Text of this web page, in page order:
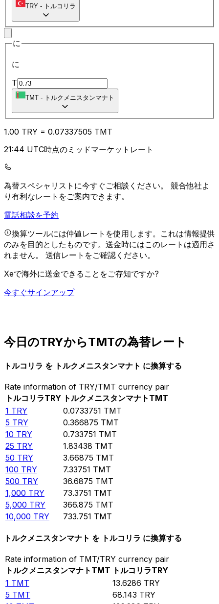
TRY - トルコリラ
に
に
T
TMT - トルクメニスタンマナト
1.00 TRY = 0.07337505 TMT
21:44 UTC時点のミッドマーケットレート
為替スペシャリストに今すぐご相談ください。 競合他社よ
り有利なレートをご案内できます。
電話相談を予約
換算ツールには仲値レートを使用します。これは情報提供
のみを目的としたものです。送金時にはこのレートは適用さ
れません。 送信レートをご確認ください。
Xeで海外に送金できることをご存知ですか?
今すぐサインアップ
今日のTRYからTMTの為替レート
トルコリラ を トルクメニスタンマナト に換算する
Rate information of TRY/TMT currency pair
トルコリラTRY トルクメニスタンマナト TMT
1 TRY 0.0733751 TMT
5 TRY 0.366875 TMT
10 TRY 0.733751 TMT
25 TRY 1.83438 TMT
50 TRY 3.66875 TMT
100 TRY 7.33751 TMT
500 TRY 36.6875 TMT
1,000 TRY 73.3751 TMT
5,000 TRY 366.875 TMT
10,000 TRY 733.751 TMT
トルクメニスタンマナト を トルコリラ に換算する
Rate information of TMT/TRY currency pair
トルクメニスタンマナト TMT トルコリラTRY
1 TMT 13.6286 TRY
5 TMT 68.143 TRY